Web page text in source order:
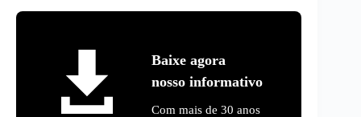
Baixe agora
nosso informativo
Com mais de 30 anos